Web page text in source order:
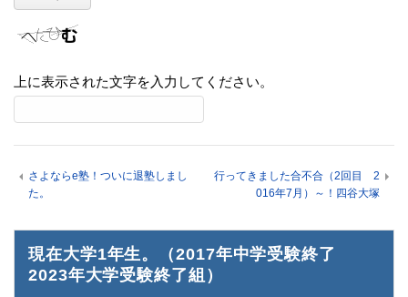
上に表示された文字を入力してください。
さよならe塾！ついに退塾しまし
た。
行ってきました合不合（2回目 2
016年7月）～！四谷大塚
現在大学1年生。（2017年中学受験終了
2023年大学受験終了組）